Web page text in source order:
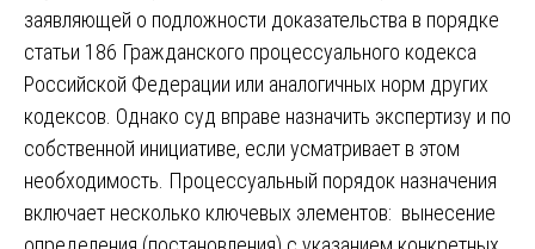
заявляющей о подложности доказательства в порядке
статьи 186 Гражданского процессуального кодекса
Российской Федерации или аналогичных норм других
кодексов. Однако суд вправе назначить экспертизу и по
собственной инициативе, если усматривает в этом
необходимость. Процессуальный порядок назначения
включает несколько ключевых элементов: вынесение